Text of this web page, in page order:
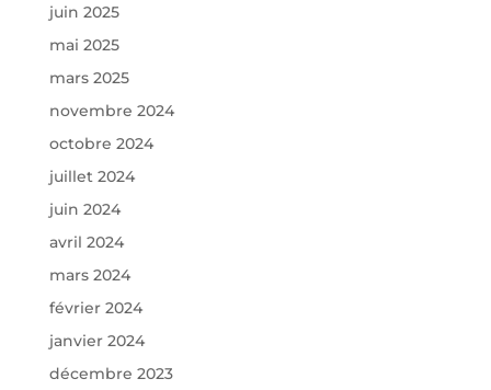
juin 2025
mai 2025
mars 2025
novembre 2024
octobre 2024
juillet 2024
juin 2024
avril 2024
mars 2024
février 2024
janvier 2024
décembre 2023